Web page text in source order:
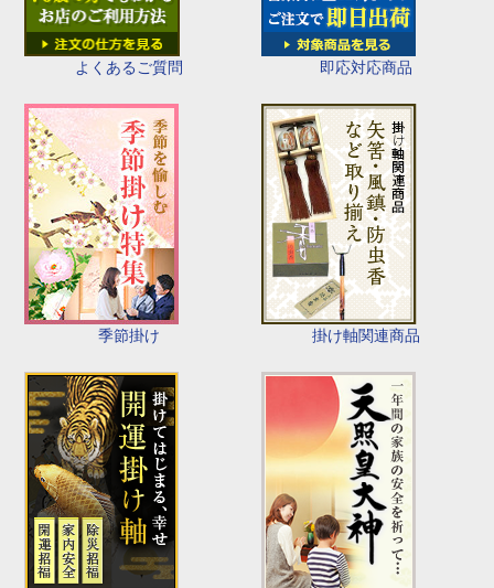
よくあるご質問 即応対応商品
季節掛け 掛け軸関連商品